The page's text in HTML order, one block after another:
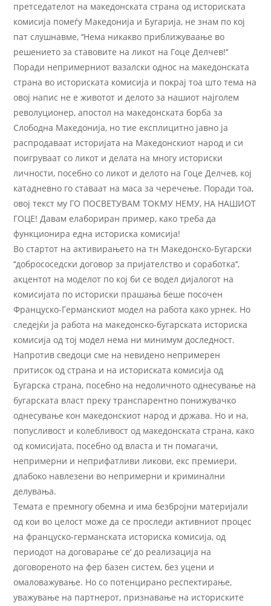
претседателот на македонската страна од историската
комисија помеѓу Македонија и Бугарија, не знам по кој
пат слушнавме, ‘‘Нема никакво приближуваање во
решението за ставовите на ликот на Гоце Делчев!‘‘
Поради непримерниот вазалски однос на македонската
страна во историската комисија и покрај тоа што тема на
овој напис не е животот и делото за нашиот најголем
револуционер, апостол на македонската борба за
Слободна Македонија, но тие експлицитно јавно ја
распродаваат историјата на Македонскиот народ и си
поигруваат со ликот и делата на многу историски
личности, посебно со ликот и делото на Гоце Делчев, кој
катадневно го ставаат на маса за черечење. Поради тоа,
овој текст му ГО ПОСВЕТУВАМ ТОКМУ НЕМУ, НА НАШИОТ
ГОЦЕ! Давам елабориран пример, како треба да
функционира една историска комисија!
Во стартот на активирањето на тн Македонско-Бугарски
‘‘добрососедски договор за пријателство и соработка‘‘,
акцентот на моделот по кој би се водел дијалогот на
комисиjaта по историски прашањa беше посочен
Француско-Германскиот модел на работа како урнек. Но
следејќи ја работа на македонско-бугарската историска
комисија од тој модел нема ни минимум доследност.
Напротив сведоци сме на невидено непримерен
притисок од страна и на историската комисија од
Бугарска страна, посебно на недоличното однесување на
бугарската власт преку транспарентно понижувачко
однесување кон македонскиот народ и држава. Но и на,
попусливост и колебливост од македонската страна, како
од комисијата, посебно од власта и тн помагачи,
непримерни и неприфатливи ликови, екс премиери,
длабоко навлезени во непримерни и криминални
делувања.
Темата е премногу обемна и има безбројни материјали
од кои во целост може да се проследи активниот процес
на француско-германската историска комисија, од
периодот на договарање се‘ до реализација на
договореното на фер базен систем, без уцени и
омаловажување. Но со потенцирано респектирање,
уважување на партнерот, признавање на историските